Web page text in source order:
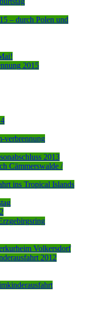
– durch Polen und
2015
verbrennung
2013
Cämmerswalde /
ins Tropical Islands
Volkersdorf
2012